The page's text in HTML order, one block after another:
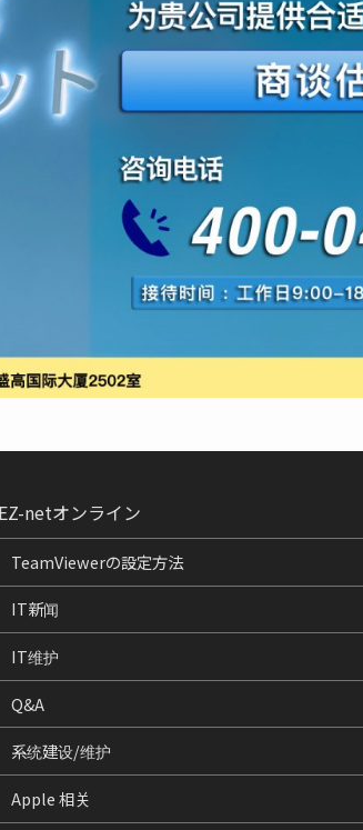
EZ-netオンライン
TeamViewerの設定方法
IT新闻
IT维护
Q&A
系统建设/维护
Apple 相关